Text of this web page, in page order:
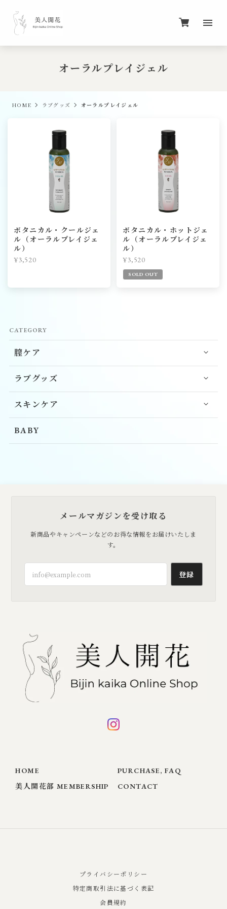
オーラルプレイジェル
HOME ラブグッズ オーラルプレイジェル
ボタニカル・クールジェ
ル（オーラルプレイジェ
ル）
¥3,520
ボタニカル・ホットジェ
ル（オーラルプレイジェ
ル）
¥3,520
SOLD OUT
CATEGORY
膣ケア
ラブグッズ
スキンケア
BABY
メールマガジンを受け取る
新商品やキャンペーンなどのお得な情報をお届けいたしま
す。
登録
HOME
PURCHASE, FAQ
美人開花部 MEMBERSHIP
CONTACT
プライバシーポリシー
特定商取引法に基づく表記
会員規約